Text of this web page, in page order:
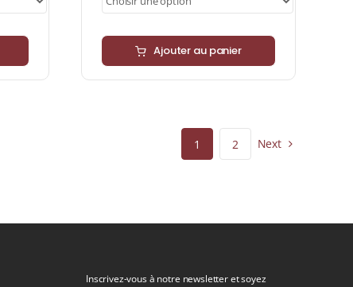
Ajouter au panier
1 2 Next
Inscrivez-vous à notre newsletter et soyez